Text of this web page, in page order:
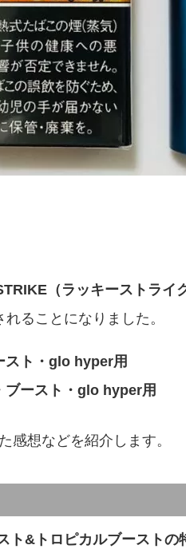
（ラッキーストライ
れることになりました。
スト・glo hyper用
ブースト・glo hyper用
感想などを紹介します。
ト&トロピカルブーストの